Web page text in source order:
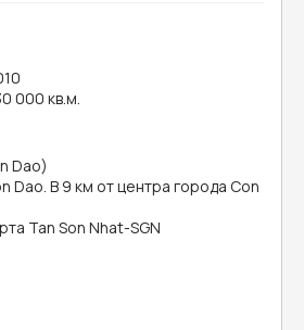
000 кв.м.
Dao)
Dao. В 9 км от центра города Con
Tan Son Nhat-SGN